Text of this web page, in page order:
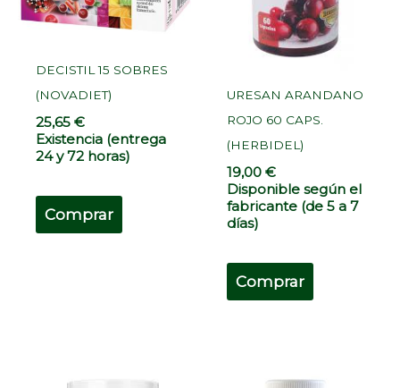
DECISTIL 15 SOBRES
(NOVADIET)
25,65€
Existencia (entrega
24 y 72 horas)
Comprar
URESAN ARANDANO
ROJO 60 CAPS.
(HERBIDEL)
19,00€
Disponible según el
fabricante (de 5 a 7
días)
Comprar